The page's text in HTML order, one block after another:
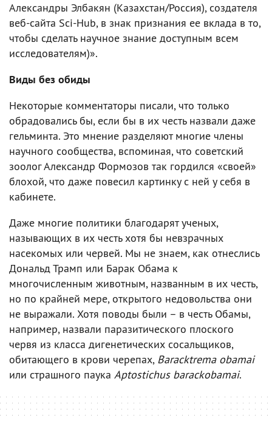
Александры Элбакян (Казахстан/Россия), создателя
веб-сайта Sci-Hub, в знак признания ее вклада в то,
чтобы сделать научное знание доступным всем
исследователям)».
Виды без обиды
Некоторые комментаторы писали, что только
обрадовались бы, если бы в их честь назвали даже
гельминта. Это мнение разделяют многие члены
научного сообщества, вспоминая, что советский
зоолог Александр Формозов так гордился «своей»
блохой, что даже повесил картинку с ней у себя в
кабинете.
Даже многие политики благодарят ученых,
называющих в их честь хотя бы невзрачных
насекомых или червей. Мы не знаем, как отнеслись
Дональд Трамп или Барак Обама к
многочисленным животным, названным в их честь,
но по крайней мере, открытого недовольства они
не выражали. Хотя поводы были – в честь Обамы,
например, назвали паразитического плоского
червя из класса дигенетических сосальщиков,
обитающего в крови черепах, Baracktrema obamai
или страшного паука Aptostichus barackobamai.